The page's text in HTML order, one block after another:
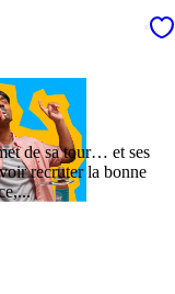
de sa tour… et ses
recruter la bonne